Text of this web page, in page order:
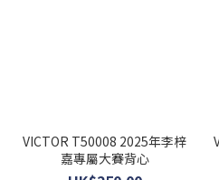
VICTOR T50008 2025年李梓
嘉專屬大賽背心